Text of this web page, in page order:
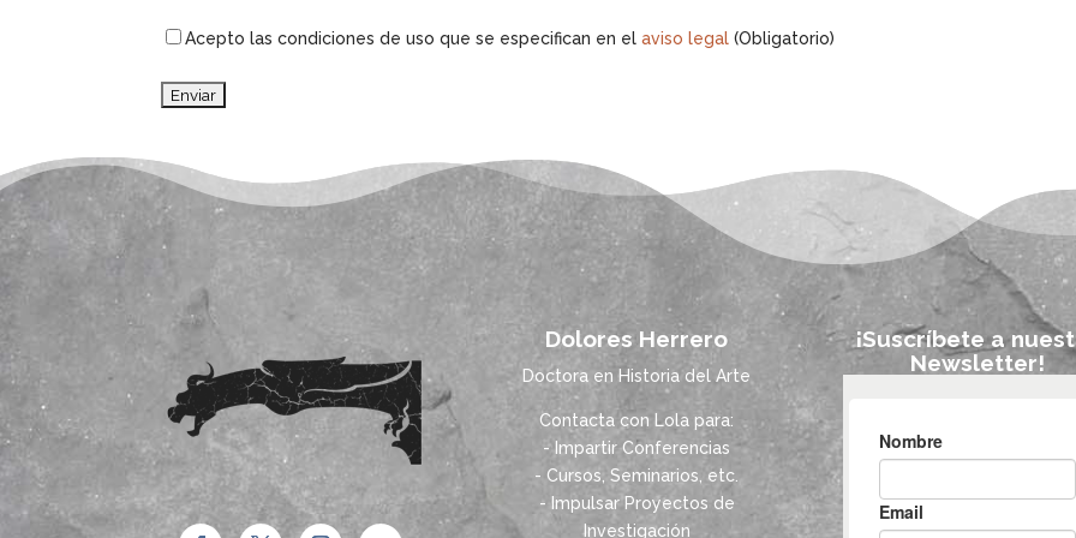
Consentimiento(Obligatorio)
Acepto las condiciones de uso que se especifican en elaviso legal(Obligatorio)
Dolores Herrero
Doctora en Historia del Arte
Contacta con Lola para:
- Impartir Conferencias
- Cursos, Seminarios, etc.
- Impulsar Proyectos de
Investigación
¡Suscríbete a
Newsletter!